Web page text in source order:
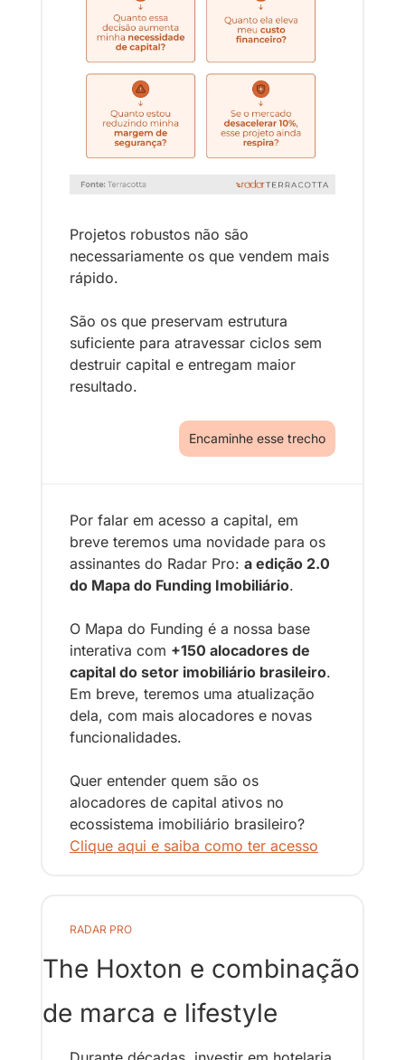
Projetos robustos não são
necessariamente os que vendem mais
rápido.
São os que preservam estrutura
suficiente para atravessar ciclos sem
destruir capital e entregam maior
resultado.
Encaminhe esse trecho
Por falar em acesso a capital, em
breve teremos uma novidade para os
assinantes do Radar Pro: a edição 2.0
do Mapa do Funding Imobiliário.
O Mapa do Funding é a nossa base
interativa com +150 alocadores de
capital do setor imobiliário brasileiro.
Em breve, teremos uma atualização
dela, com mais alocadores e novas
funcionalidades.
Quer entender quem são os
alocadores de capital ativos no
Clique aqui e saiba como ter acesso
RADAR PRO
The Hoxton e combinação
de marca e lifestyle